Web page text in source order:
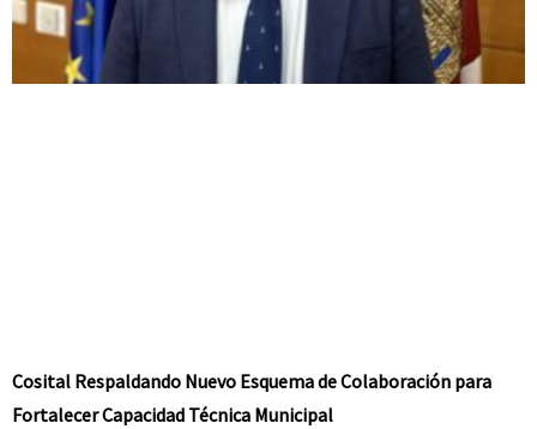
Cosital Respaldando Nuevo Esquema de Colaboración para
Fortalecer Capacidad Técnica Municipal